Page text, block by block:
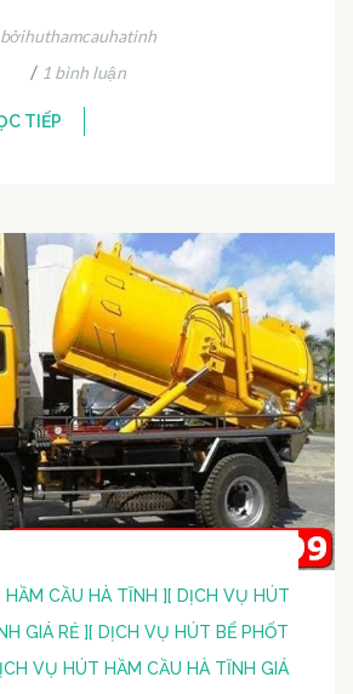
bởihuthamcauhatinh
/ 1 bình luận
TIẾP
CẦU HÀ TĨNH ] [ DỊCH VỤ HÚT
GIÁ RẺ ] [ DỊCH VỤ HÚT BỂ PHỐT
VỤ HÚT HẦM CẦU HÀ TĨNH GIÁ